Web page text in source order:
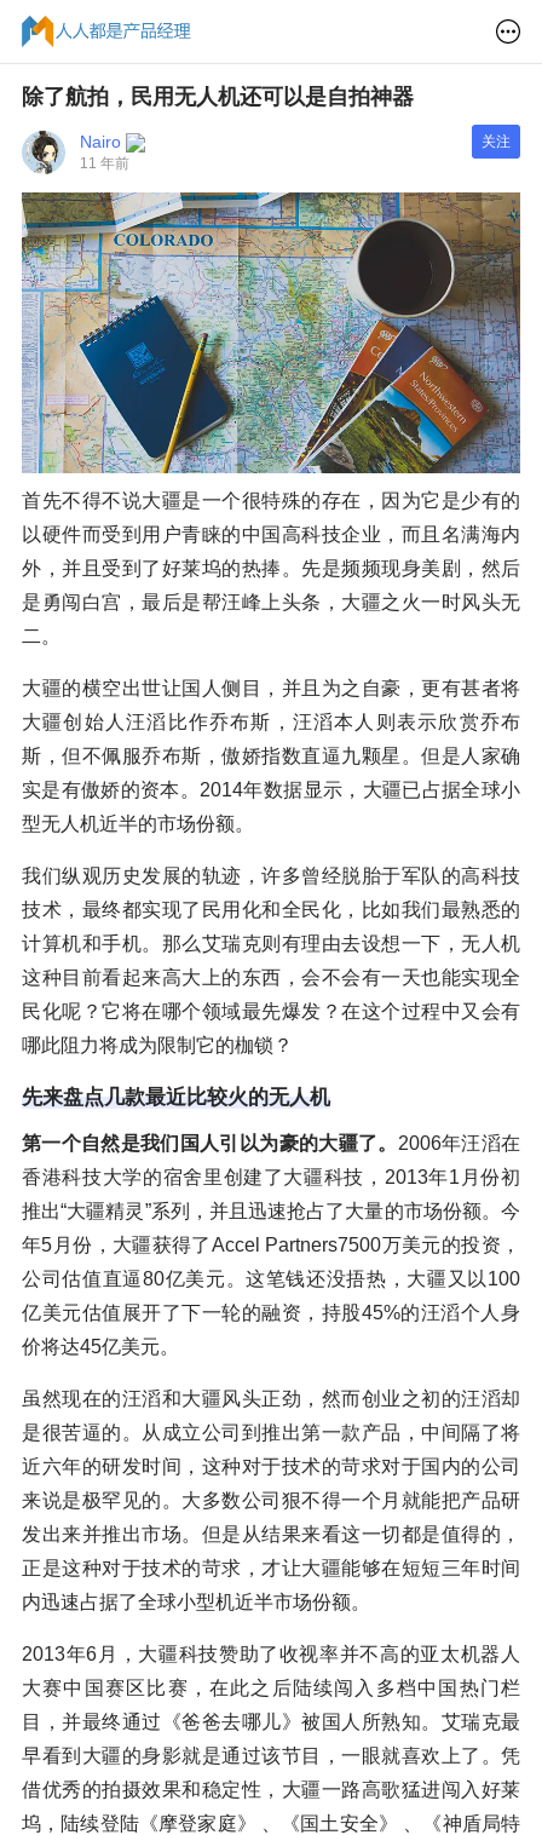
除了航拍，民用无人机还可以是自拍神器
Nairo
11 年前
关注
首先不得不说大疆是一个很特殊的存在，因为它是少有的
以硬件而受到用户青睐的中国高科技企业，而且名满海内
外，并且受到了好莱坞的热捧。先是频频现身美剧，然后
是勇闯白宫，最后是帮汪峰上头条，大疆之火一时风头无
二。
大疆的横空出世让国人侧目，并且为之自豪，更有甚者将
大疆创始人汪滔比作乔布斯，汪滔本人则表示欣赏乔布
斯，但不佩服乔布斯，傲娇指数直逼九颗星。但是人家确
实是有傲娇的资本。2014年数据显示，大疆已占据全球小
型无人机近半的市场份额。
我们纵观历史发展的轨迹，许多曾经脱胎于军队的高科技
技术，最终都实现了民用化和全民化，比如我们最熟悉的
计算机和手机。那么艾瑞克则有理由去设想一下，无人机
这种目前看起来高大上的东西，会不会有一天也能实现全
民化呢？它将在哪个领域最先爆发？在这个过程中又会有
哪此阻力将成为限制它的枷锁？
先来盘点几款最近比较火的无人机
第一个自然是我们国人引以为豪的大疆了。 2006年汪滔在
香港科技大学的宿舍里创建了大疆科技，2013年1月份初
推出“大疆精灵”系列，并且迅速抢占了大量的市场份额。今
年5月份，大疆获得了Accel Partners7500万美元的投资，
公司估值直逼80亿美元。这笔钱还没捂热，大疆又以100
亿美元估值展开了下一轮的融资，持股45%的汪滔个人身
价将达45亿美元。
虽然现在的汪滔和大疆风头正劲，然而创业之初的汪滔却
是很苦逼的。从成立公司到推出第一款产品，中间隔了将
近六年的研发时间，这种对于技术的苛求对于国内的公司
来说是极罕见的。大多数公司狠不得一个月就能把产品研
发出来并推出市场。但是从结果来看这一切都是值得的，
正是这种对于技术的苛求，才让大疆能够在短短三年时间
内迅速占据了全球小型机近半市场份额。
2013年6月，大疆科技赞助了收视率并不高的亚太机器人
大赛中国赛区比赛，在此之后陆续闯入多档中国热门栏
目，并最终通过《爸爸去哪儿》被国人所熟知。艾瑞克最
早看到大疆的身影就是通过该节目，一眼就喜欢上了。凭
借优秀的拍摄效果和稳定性，大疆一路高歌猛进闯入好莱
坞，陆续登陆《摩登家庭》 、《国土安全》 、《神盾局特